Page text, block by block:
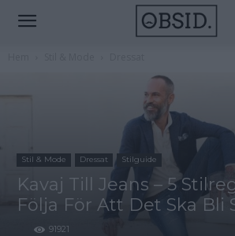
Stil & Mode Dressat Stilguide
Kavaj Till Jeans – 5
Följa För Att Det Ska Bli
91921